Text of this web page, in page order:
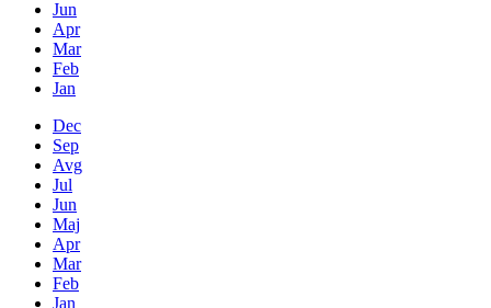
Jun
Apr
Mar
Feb
Jan
Dec
Sep
Avg
Jul
Jun
Maj
Apr
Mar
Feb
Jan